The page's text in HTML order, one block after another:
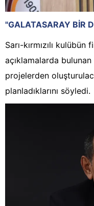
"GALATASARAY BİR
Sarı-kırmızılı
açıklamalarda
projelerden
planladıklarını söyledi.